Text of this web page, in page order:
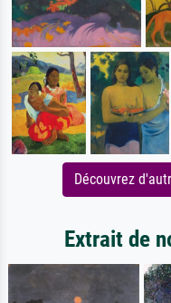
Découvrez
Extrait de